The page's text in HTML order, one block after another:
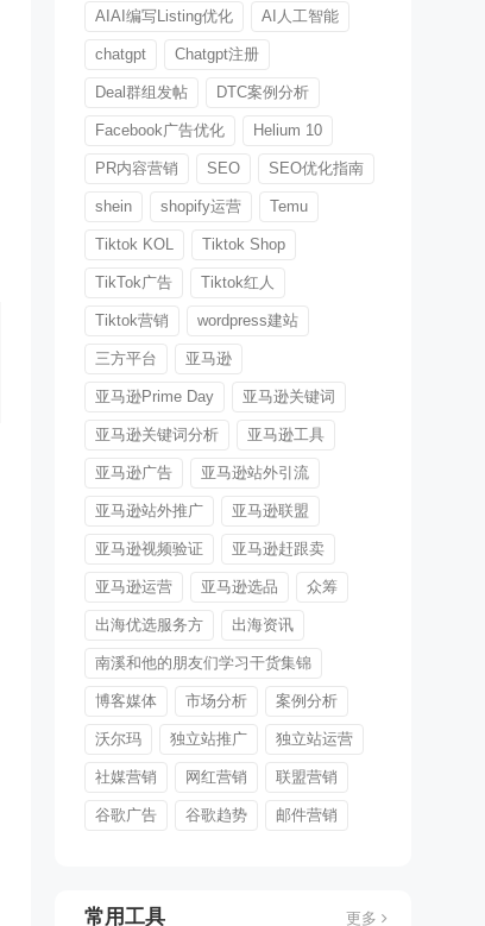
AIAI编写Listing优化 AI人工智能
chatgpt Chatgpt注册
Deal群组发帖 DTC案例分析
Facebook广告优化 Helium 10
PR内容营销 SEO SEO优化指南
shein shopify运营 Temu
Tiktok KOL Tiktok Shop
TikTok广告 Tiktok红人
Tiktok营销 wordpress建站
三方平台 亚马逊
亚马逊Prime Day 亚马逊关键词
亚马逊关键词分析 亚马逊工具
亚马逊广告 亚马逊站外引流
亚马逊站外推广 亚马逊联盟
亚马逊视频验证 亚马逊赶跟卖
亚马逊运营 亚马逊选品 众筹
出海优选服务方 出海资讯
南溪和他的朋友们学习干货集锦
博客媒体 市场分析 案例分析
沃尔玛 独立站推广 独立站运营
社媒营销 网红营销 联盟营销
谷歌广告 谷歌趋势 邮件营销
常用工具 更多